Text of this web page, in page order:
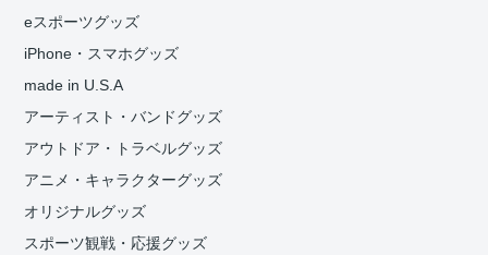
eスポーツグッズ
iPhone・スマホグッズ
made in U.S.A
アーティスト・バンドグッズ
アウトドア・トラベルグッズ
アニメ・キャラクターグッズ
オリジナルグッズ
スポーツ観戦・応援グッズ